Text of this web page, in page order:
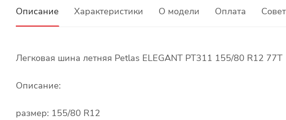
Описание Характеристики О модели Оплата
Легковая шина летняя Petlas ELEGANT PT311 155/80 R12 77T
Описание:
размер: 155/80 R12